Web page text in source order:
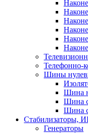
Телефонно-
Шины
Шина
Шина
Шина
Стабилизаторы,
Генераторы